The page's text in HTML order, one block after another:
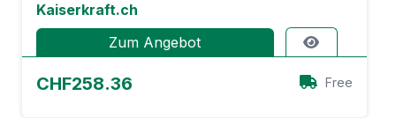
Kaiserkraft.ch
Zum Angebot
CHF258.36 Free